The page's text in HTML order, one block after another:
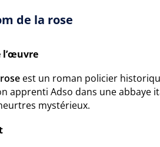
de la rose
l’œuvre
est un roman policier
apprenti Adso dans une
mystérieux.